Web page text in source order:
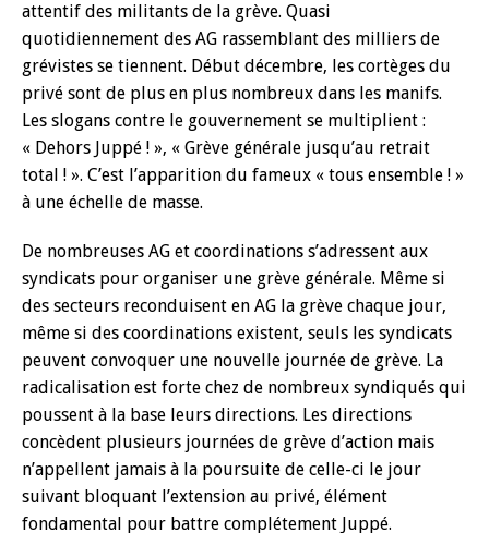
attentif des militants de la grève. Quasi
quotidiennement des AG rassemblant des milliers de
grévistes se tiennent. Début décembre, les cortèges du
privé sont de plus en plus nombreux dans les manifs.
Les slogans contre le gouvernement se multiplient :
« Dehors Juppé ! », « Grève générale jusqu’au retrait
total ! ». C’est l’apparition du fameux « tous ensemble ! »
à une échelle de masse.
De nombreuses AG et coordinations s’adressent aux
syndicats pour organiser une grève générale. Même si
des secteurs reconduisent en AG la grève chaque jour,
même si des coordinations existent, seuls les syndicats
peuvent convoquer une nouvelle journée de grève. La
radicalisation est forte chez de nombreux syndiqués qui
poussent à la base leurs directions. Les directions
concèdent plusieurs journées de grève d’action mais
n’appellent jamais à la poursuite de celle-ci le jour
suivant bloquant l’extension au privé, élément
fondamental pour battre complétement Juppé.